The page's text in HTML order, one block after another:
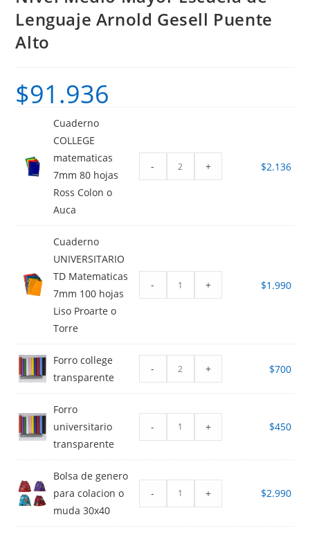
Lenguaje Arnold Gesell Puente
Alto
$91.936
Cuaderno
COLLEGE
matematicas
7mm 80 hojas
Ross Colon o
Auca
- + $2.136
Cuaderno
UNIVERSITARIO
TD Matematicas
7mm 100 hojas
Liso Proarte o
Torre
- + $1.990
Forro college
transparente
- + $700
Forro
universitario
transparente
- + $450
Bolsa de genero
para colacion o
muda 30x40
- + $2.990